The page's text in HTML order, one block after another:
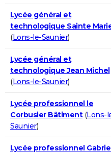
Lycée général et
technologique Sainte
(Lons-le-Saunier)
Lycée général et
technologique Jean Michel
(Lons-le-Saunier)
Lycée professionnel le
Corbusier Bâtiment(Lons-
Saunier)
Lycée professionnel